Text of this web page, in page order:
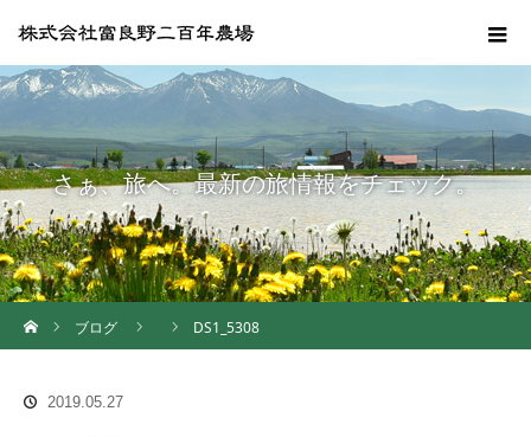
さぁ、旅へ。最新の旅情報をチェック。
ブログ
DS1_5308
2019.05.27